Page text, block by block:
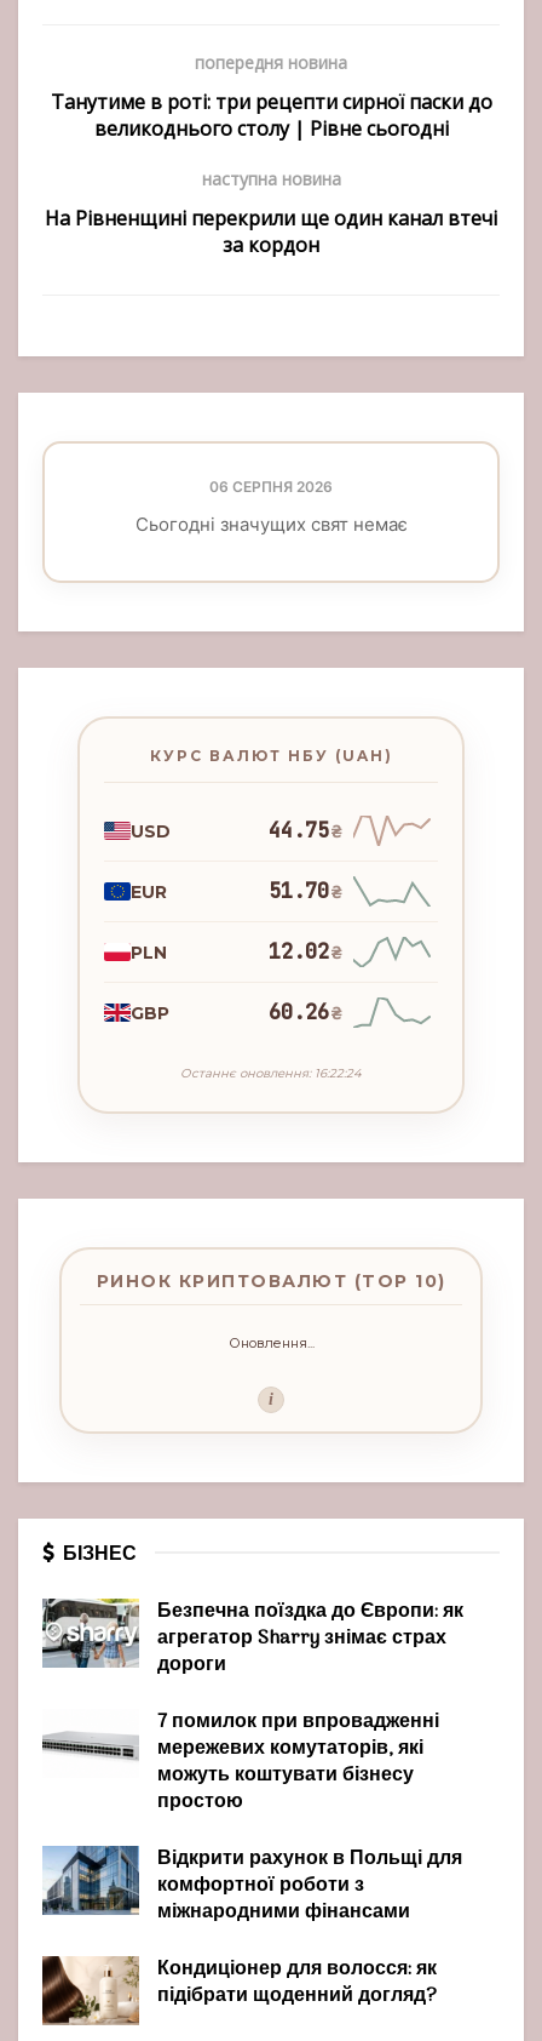
попередня новина
Танутиме в роті: три рецепти сирної паски до
великоднього столу | Рівне сьогодні
наступна новина
На Рівненщині перекрили ще один канал втечі
за кордон
06 СЕРПНЯ 2026
Сьогодні значущих свят немає
КУРС ВАЛЮТ НБУ (UAH)
USD 44.75₴
EUR 51.70₴
PLN 12.02₴
GBP 60.26₴
Останнє оновлення: 16:22:24
РИНОК КРИПТОВАЛЮТ (TOP 10)
Оновлення...
i
БІЗНЕС
Безпечна поїздка до Європи: як
агрегатор Sharry знімає страх
дороги
7 помилок при впровадженні
мережевих комутаторів, які
можуть коштувати бізнесу
простою
Відкрити рахунок в Польщі для
комфортної роботи з
міжнародними фінансами
Кондиціонер для волосся: як
підібрати щоденний догляд?